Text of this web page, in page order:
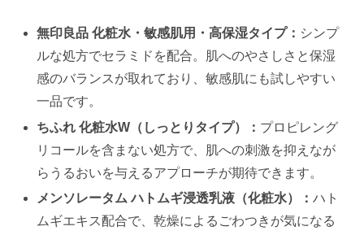
無印良品 化粧水・敏感肌用・高保湿タイプ： シンプ
ルな処方でセラミドを配合。肌へのやさしさと保湿
感のバランスが取れており、敏感肌にも試しやすい
一品です。
ちふれ 化粧水W（しっとりタイプ）： プロピレング
リコールを含まない処方で、肌への刺激を抑えなが
らうるおいを与えるアプローチが期待できます。
メンソレータム ハトムギ浸透乳液（化粧水）：ハト
ムギエキス配合で、乾燥によるごわつきが気になる